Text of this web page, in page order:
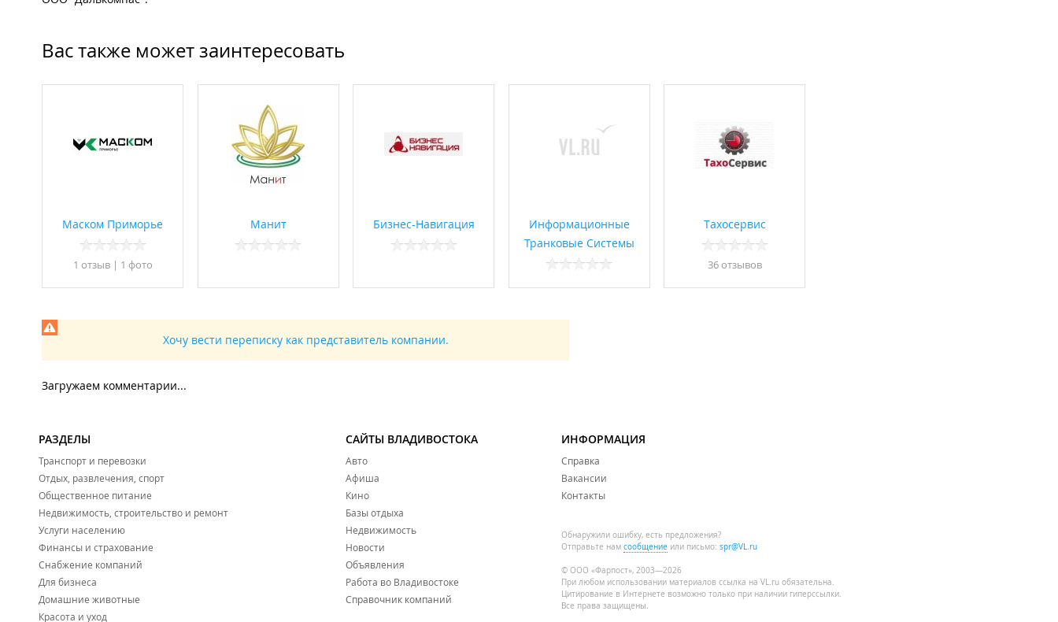
Вас также может заинтересовать
Маском Приморье
1 отзыв | 1 фото
Манит Бизнес-Навигация
Информационные
Транковые Системы
Тахосервис
36 отзывов
Хочу вести переписку как представитель компании.
Загружаем комментарии...
РАЗДЕЛЫ
Транспорт и перевозки
Отдых, развлечения, спорт
Общественное питание
Недвижимость, строительство и ремонт
Услуги населению
Финансы и страхование
Снабжение компаний
Для бизнеса
Домашние животные
Красота и уход
САЙТЫ ВЛАДИВОСТОКА
Авто
Афиша
Кино
Базы отдыха
Недвижимость
Новости
Объявления
Работа во Владивостоке
Справочник компаний
ИНФОРМАЦИЯ
Справка
Вакансии
Контакты
Обнаружили ошибку, есть предложения?
Отправьте нам сообщение или письмо: spr@VL.ru
© ООО «Фарпост», 2003—2026
При любом использовании материалов ссылка на VL.ru обязательна.
Цитирование в Интернете возможно только при наличии гиперссылки.
Все права защищены.